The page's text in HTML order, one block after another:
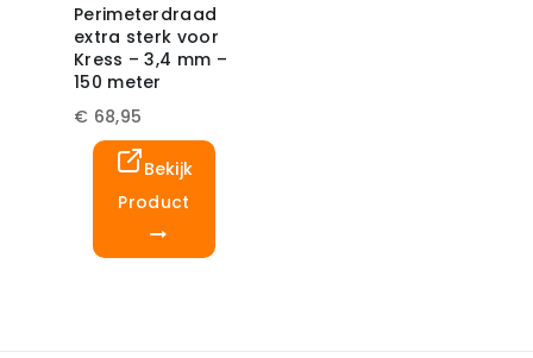
Perimeterdraad
extra sterk voor
Kress – 3,4 mm –
150 meter
€ 68,95
Bekijk
Product